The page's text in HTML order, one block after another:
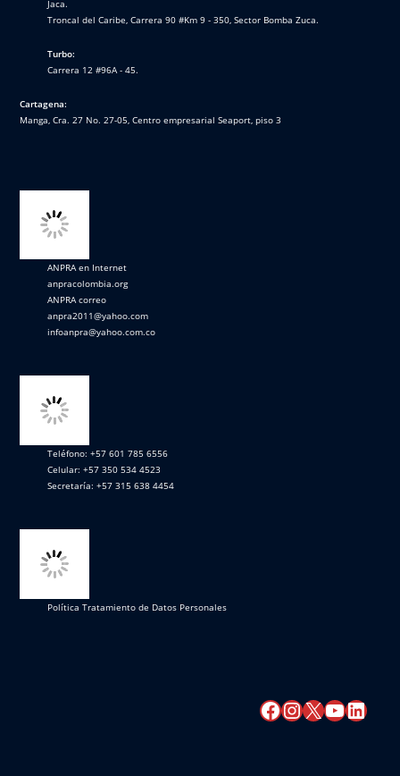
Jaca.
Troncal del Caribe, Carrera 90 #Km 9 - 350, Sector Bomba Zuca.
Turbo:
Carrera 12 #96A - 45.
Cartagena:
Manga, Cra. 27 No. 27-05, Centro empresarial Seaport, piso 3
ANPRA en Internet
anpracolombia.org
ANPRA correo
anpra2011@yahoo.com
infoanpra@yahoo.com.co
Teléfono: +57 601 785 6556
Celular: +57 350 534 4523
Secretaría: +57 315 638 4454
Política Tratamiento de Datos Personales